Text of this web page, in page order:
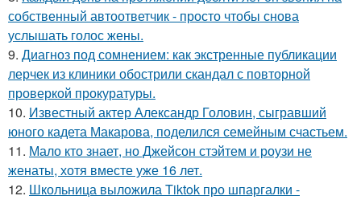
собственный автоответчик - просто чтобы снова
услышать голос жены.
9. Диагноз под сомнением: как экстренные публикации
лерчек из клиники обострили скандал с повторной
проверкой прокуратуры.
10. Известный актер Александр Головин, сыгравший
юного кадета Макарова, поделился семейным счастьем.
11. Мало кто знает, но Джейсон стэйтем и роузи не
женаты, хотя вместе уже 16 лет.
12. Школьница выложила Tiktok про шпаргалки -